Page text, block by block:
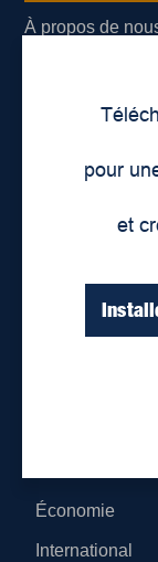
pour
et
À propos de
Lieux de
Économie
International